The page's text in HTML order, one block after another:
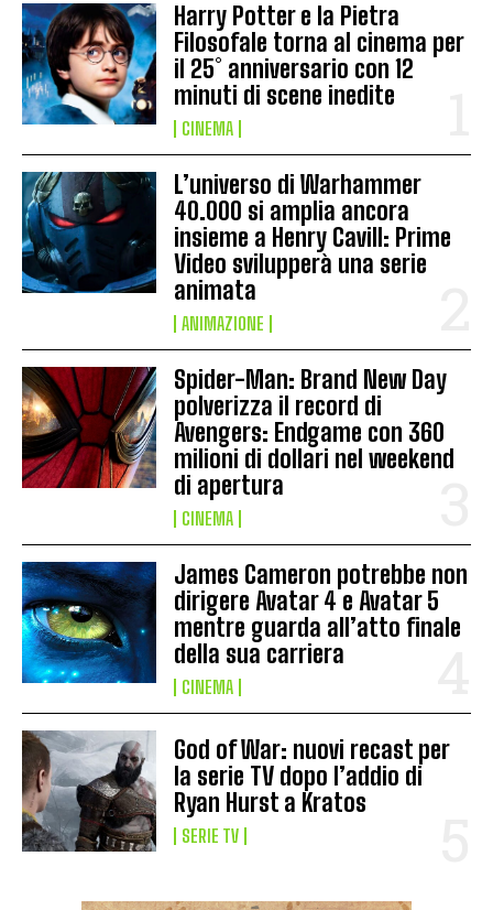
Harry Potter e la Pietra
Filosofale torna al cinema per
il 25° anniversario con 12
minuti di scene inedite
CINEMA
L’universo di Warhammer
40.000 si amplia ancora
insieme a Henry Cavill: Prime
Video svilupperà una serie
animata
ANIMAZIONE
Spider-Man: Brand New Day
polverizza il record di
Avengers: Endgame con 360
milioni di dollari nel weekend
di apertura
CINEMA
James Cameron potrebbe non
dirigere Avatar 4 e Avatar 5
mentre guarda all’atto finale
della sua carriera
CINEMA
God of War: nuovi recast per
la serie TV dopo l’addio di
Ryan Hurst a Kratos
SERIE TV